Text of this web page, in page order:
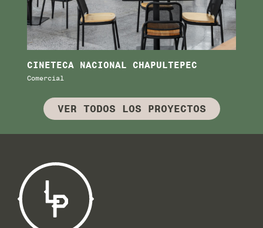
CINETECA NACIONAL CHAPULTEPEC
Comercial
VER TODOS LOS PROYECTOS